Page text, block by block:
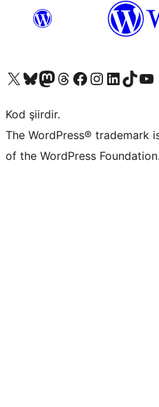
X (eski Twitter) hesabımıza bakın
Bluesky hesabımızı ziyaret edinMastodon hesabımızı ziyaret edinThreads hesabımızı ziyaret edinFacebook sayfamızı ziyaret edinInstagram hesabımızı ziyaret edinLinkedIn hesabımızı ziyaret edinTikTok hesabımızı ziyaret edin
YouTube
Kod şiirdir.
The WordPress® trademark
of the WordPress Foundation.